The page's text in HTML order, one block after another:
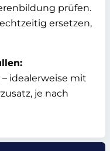
prüfen.
ersetzen,
idealerweise mit
je nach